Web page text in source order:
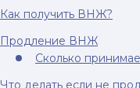
Как получить ВНЖ?
Продление ВНЖ
Сколько
Что делать если не